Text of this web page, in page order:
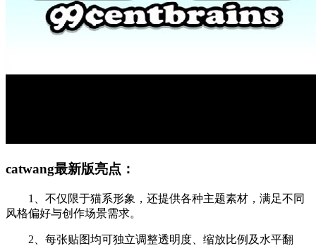
catwang最新版亮点：
1、不仅限于猫系形象，还提供各种主题素材，满足不同
风格偏好与创作场景需求。
2、每张贴图均可独立调整透明度、缩放比例及水平翻